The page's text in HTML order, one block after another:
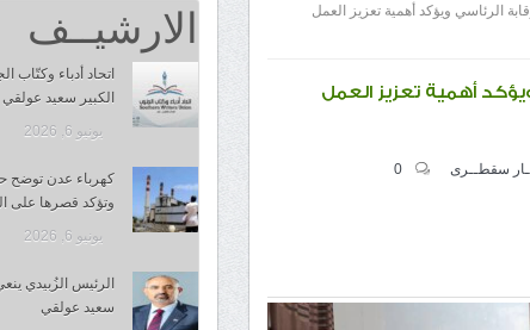
الرئاسي ويؤكد أهمية تعزيز العمل
أهمية تعزيز العمل
سقطــرى 0
الارشيــف
اتحاد أدباء وكتّاب
الكبير سعيد عولقي
يونيو 6, 2026
كهرباء عدن توضح
وتؤكد قصرها على
يونيو 6, 2026
الرئيس الزُبيدي
سعيد عولقي